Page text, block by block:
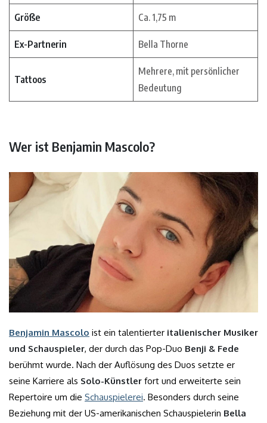
Größe Ca. 1,75 m
Ex-Partnerin Bella Thorne
Tattoos
Mehrere, mit persönlicher
Bedeutung
Wer ist Benjamin Mascolo?
Benjamin Mascolo ist ein talentierter italienischer Musiker
und Schauspieler, der durch das Pop-Duo Benji & Fede
berühmt wurde. Nach der Auflösung des Duos setzte er
seine Karriere als Solo-Künstler fort und erweiterte sein
Repertoire um die Schauspielerei. Besonders durch seine
Beziehung mit der US-amerikanischen Schauspielerin Bella